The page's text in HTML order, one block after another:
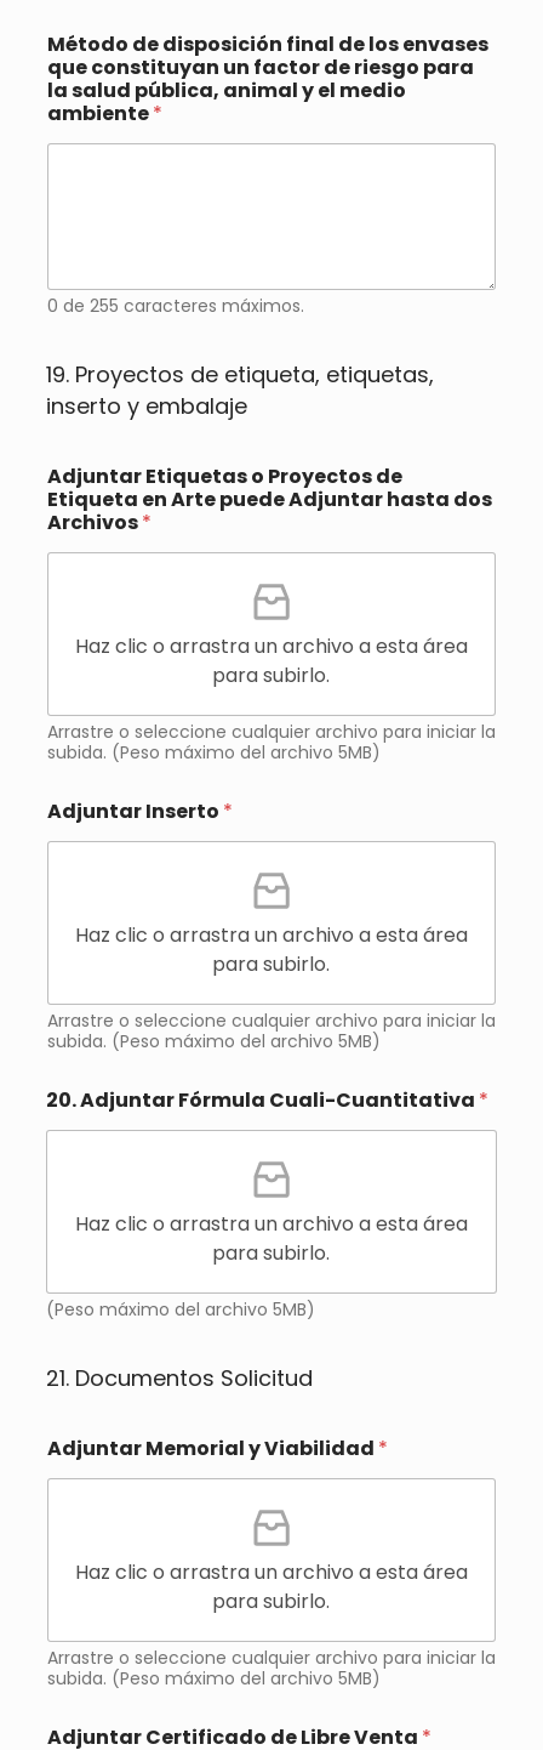
Método de disposición final de los envases
que constituyan un factor de riesgo para
la salud pública, animal y el medio
ambiente*
0 de 255 caracteres máximos.
19. Proyectos de etiqueta, etiquetas,
inserto y embalaje
Adjuntar Etiquetas o Proyectos de
Etiqueta en Arte puede Adjuntar hasta dos
Archivos*
Haz clic o arrastra un archivo a esta área
para subirlo.
Arrastre o seleccione cualquier archivo para iniciar la
subida. (Peso máximo del archivo 5MB)
Adjuntar Inserto *
Haz clic o arrastra un archivo a esta área
para subirlo.
Arrastre o seleccione cualquier archivo para iniciar la
subida. (Peso máximo del archivo 5MB)
20. Adjuntar Fórmula Cuali-Cuantitativa *
Haz clic o arrastra un archivo a esta área
para subirlo.
(Peso máximo del archivo 5MB)
21. Documentos Solicitud
Adjuntar Memorial y Viabilidad *
Haz clic o arrastra un archivo a esta área
para subirlo.
Arrastre o seleccione cualquier archivo para iniciar la
subida. (Peso máximo del archivo 5MB)
Adjuntar Certificado de Libre Venta *